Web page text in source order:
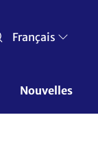
Français
Nouvelles